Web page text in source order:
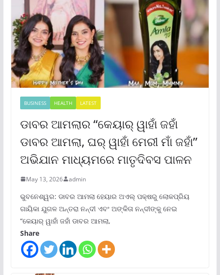
BUSINESS HEALTH LATEST
ଡାବର ଆମଲାର “କେୟାର୍ ୱାହାଁ ଜହାଁ
ଡାବର ଆମଲା, ଘର୍ ୱାହାଁ ମେରୀ ମାଁ ଜହାଁ”
ଅଭିଯାନ ମାଧ୍ୟମରେ ମାତୃଦିବସ ପାଳନ
May 13, 2026 admin
ଭୁବନେଶ୍ୱର: ଡାବର ଆମଲା ହେୟାର ଅଏଲ୍ ପକ୍ଷରୁ ଲୋକପ୍ରିୟ
ଗାୟିକା ଯୁଗଳ ଅନ୍ତରା ନନ୍ଦୀ ଏବଂ ଅଙ୍କିତା ନନ୍ଦୀଙ୍କୁ ନେଇ
“କେୟାର୍ ୱାହାଁ ଜହାଁ ଡାବର ଆମଲା,
Share